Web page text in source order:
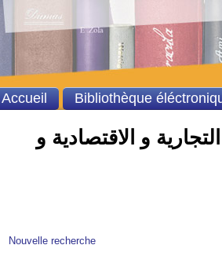
و الاقتصادية و
Nouvelle recherche
Accueil Bibliothèque